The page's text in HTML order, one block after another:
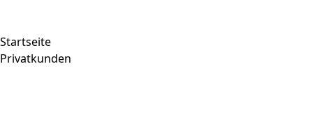
Startseite
Privatkunden